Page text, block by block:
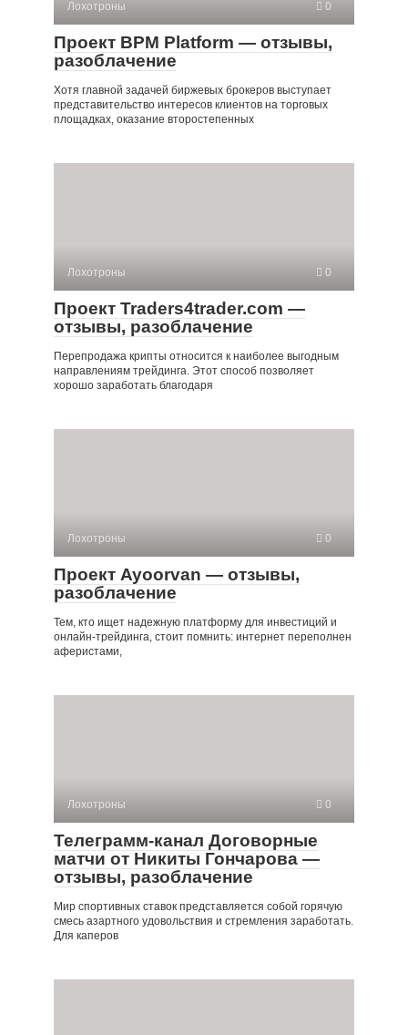
Лохотроны 0
Проект BPM Platform — отзывы,
разоблачение
Хотя главной задачей биржевых брокеров выступает
представительство интересов клиентов на торговых
площадках, оказание второстепенных
Лохотроны 0
Проект Traders4trader.com —
отзывы, разоблачение
Перепродажа крипты относится к наиболее выгодным
направлениям трейдинга. Этот способ позволяет
хорошо заработать благодаря
Лохотроны 0
Проект Ayoorvan — отзывы,
разоблачение
Тем, кто ищет надежную платформу для инвестиций и
онлайн-трейдинга, стоит помнить: интернет переполнен
аферистами,
Лохотроны 0
Телеграмм-канал Договорные
матчи от Никиты Гончарова —
отзывы, разоблачение
Мир спортивных ставок представляется собой горячую
смесь азартного удовольствия и стремления заработать.
Для каперов